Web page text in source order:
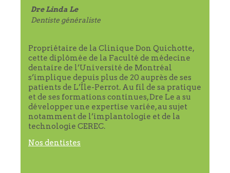
Dre Linda Le
Dentiste généraliste
Propriétaire de la Clinique Don Quichotte,
cette diplômée de la Faculté de médecine
dentaire de l’Université de Montréal
s’implique depuis plus de 20 auprès de ses
patients de L’Île-Perrot. Au fil de sa pratique
et de ses formations continues, Dre Le a su
développer une expertise variée, au sujet
notamment de l’implantologie et de la
technologie CEREC.
Nos dentistes